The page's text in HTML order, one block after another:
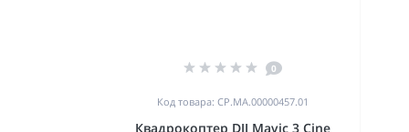
0
Код товара: CP.MA.00000457.01
Квадрокоптер DJI Mavic 3 Cine